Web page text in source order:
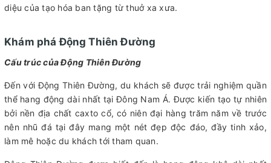
diệu của tạo hóa ban tặng từ thuở xa xưa.
Khám phá Động Thiên Đường
Cấu trúc của Động Thiên Đường
Đến với Động Thiên Đường, du khách sẽ được trải nghiệm quần
thể hang động dài nhất tại Đông Nam Á. Được kiến tạo tự nhiên
bởi nền địa chất caxto cổ, có niên đại hàng trăm năm về trước
nên nhũ đá tại đây mang một nét đẹp độc đáo, đầy tinh xảo,
làm mê hoặc du khách tới tham quan.